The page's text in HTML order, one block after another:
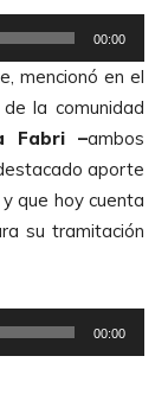
00:00
mencionó en el
la comunidad
Fabri –ambos
aporte
que hoy cuenta
su tramitación
00:00